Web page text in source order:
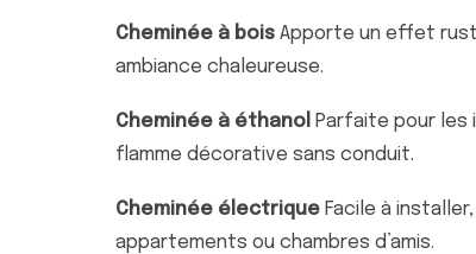
Cheminée à bois Apporte un effet
ambiance chaleureuse.
Cheminée à éthanol Parfaite pour les
flamme décorative sans conduit.
Cheminée électrique Facile à
appartements ou chambres d’amis.